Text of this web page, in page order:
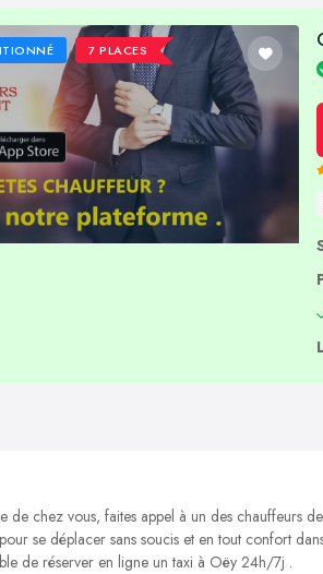
7 PLACES
de chez vous, faites appel à un des chauffeurs
se déplacer sans soucis et en tout confort
de réserver en ligne un taxi à Oëy 24h/7j .